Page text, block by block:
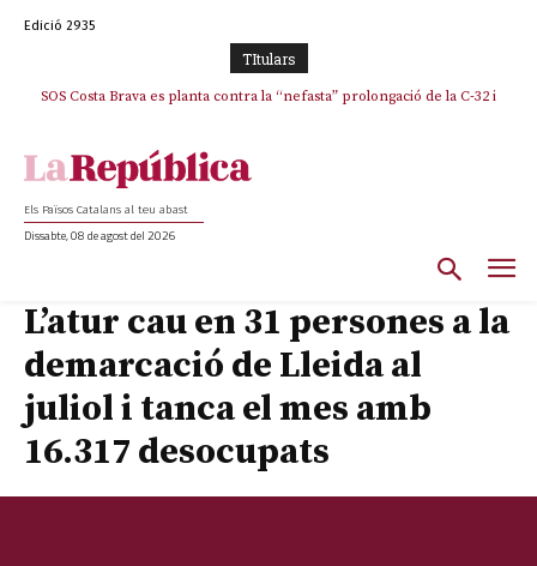
Edició 2935
TItulars
SOS Costa Brava es planta contra la “nefasta” prolongació de la C-32 i
La memòria viva de Josep Sunyol uneix l’esport i la cultura en un emotiu
Els Països Catalans al teu abast
Dissabte, 08 de agost del 2026
L’atur cau en 31 persones a la
demarcació de Lleida al
juliol i tanca el mes amb
16.317 desocupats